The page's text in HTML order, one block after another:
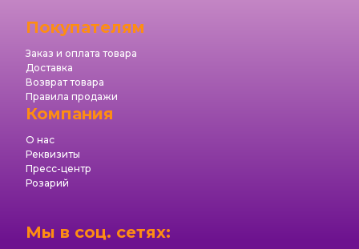
Покупателям
Заказ и оплата товара
Доставка
Возврат товара
Правила продажи
Компания
О нас
Реквизиты
Пресс-центр
Розарий
Мы в соц. сетях: